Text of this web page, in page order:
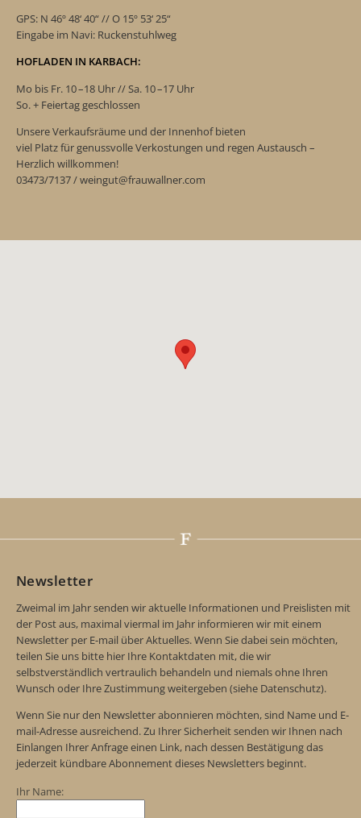
GPS: N 46º 48‘ 40“ // O 15º 53‘ 25“
Eingabe im Navi: Ruckenstuhlweg
HOFLADEN IN KARBACH:
Mo bis Fr. 10 –18 Uhr // Sa. 10 –17 Uhr
So. + Feiertag geschlossen
Unsere Verkaufsräume und der Innenhof bieten
viel Platz für genussvolle Verkostungen und regen Austausch –
Herzlich willkommen!
03473/7137 / weingut@frauwallner.com
Newsletter
Zweimal im Jahr senden wir aktuelle Informationen und Preislisten mit
der Post aus, maximal viermal im Jahr informieren wir mit einem
Newsletter per E-mail über Aktuelles. Wenn Sie dabei sein möchten,
teilen Sie uns bitte hier Ihre Kontaktdaten mit, die wir
selbstverständlich vertraulich behandeln und niemals ohne Ihren
Wunsch oder Ihre Zustimmung weitergeben (siehe Datenschutz).
Wenn Sie nur den Newsletter abonnieren möchten, sind Name und E-
mail-Adresse ausreichend. Zu Ihrer Sicherheit senden wir Ihnen nach
Einlangen Ihrer Anfrage einen Link, nach dessen Bestätigung das
jederzeit kündbare Abonnement dieses Newsletters beginnt.
Ihr Name: